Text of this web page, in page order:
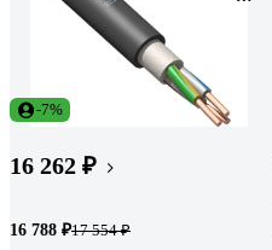
-7%
16 262 ₽
16 788 ₽17 554 ₽